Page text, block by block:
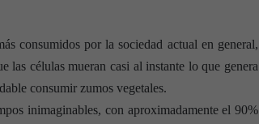
consumidos por la sociedad actual en general,
las células mueran casi al instante lo que genera
consumir zumos vegetales.
inimaginables, con aproximadamente el 90%